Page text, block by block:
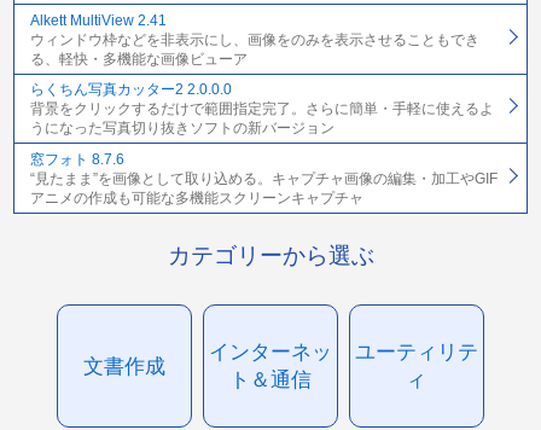
Alkett MultiView 2.41
ウィンドウ枠などを非表示にし、画像をのみを表示させることもでき
る、軽快・多機能な画像ビューア
らくちん写真カッター2 2.0.0.0
背景をクリックするだけで範囲指定完了。さらに簡単・手軽に使えるよ
うになった写真切り抜きソフトの新バージョン
窓フォト 8.7.6
“見たまま”を画像として取り込める。キャプチャ画像の編集・加工やGIF
アニメの作成も可能な多機能スクリーンキャプチャ
カテゴリーから選ぶ
文書作成
インターネッ
ト＆通信
ユーティリテ
ィ